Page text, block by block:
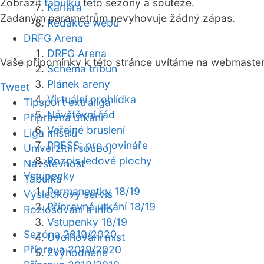
Kariéra
Redakce webu
DRFG Arena
DRFG Arena
Schéma tribun
Plánek areny
Virtuální prohlídka
Návštěvní řád
Veřejné bruslení
PRESS: pro novináře
Rozpis ledové plochy
Vstupenky
Permanentky 18/19
Přípravná utkání 18/19
Vstupenky 18/19
Uvolňování míst
Zvýhodněné
Zobrazit tabulku této sezóny a soutěže.
Zadaným parametrům nevyhovuje žádný zápas.
Vaše připomínky k této stránce uvítáme na webmaster
Tweet
Tipsport extraliga
Přípravná utkání
Liga mistrů
Univerzitní souboj
Návštěvnost
Tabulka
Výsledkový servis
Rozlosování a info
Sezóna 2019/2020
Příprava 2019/2020